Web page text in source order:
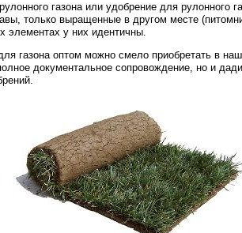
газона или удобрение для рулонного
только выращенные в другом месте
элементах у них идентичны.
газона оптом можно смело приобретать в
документальное сопровождение, но и